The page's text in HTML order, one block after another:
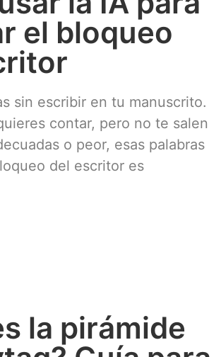
el bloqueo
sin escribir en tu manuscrito.
contar, pero no te salen
o peor, esas palabras
del escritor es
la pirámide